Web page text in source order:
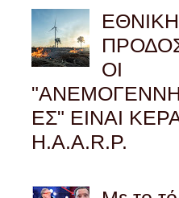
ΕΘΝΙΚΗ
ΟΙ
ΕΣ" ΕΙΝΑΙ
H.A.A.R.P.